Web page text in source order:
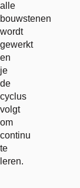
alle
bouwstenen
wordt
gewerkt
en
je
de
cyclus
volgt
om
continu
te
leren.